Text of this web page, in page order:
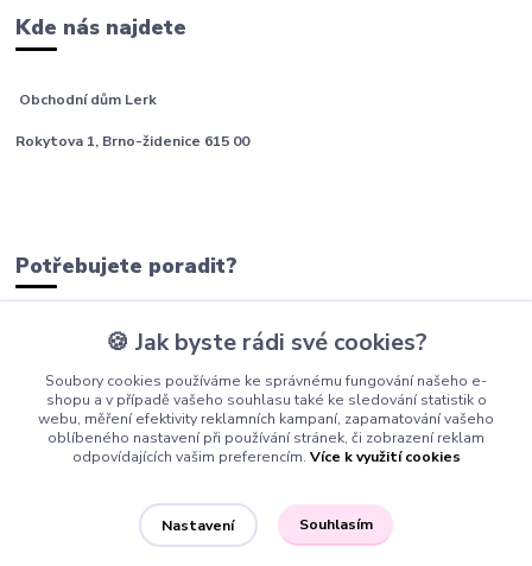
Kde nás najdete
Obchodní dům Lerk
Rokytova 1, Brno-židenice 615 00
Potřebujete poradit?
+420 605 277 576
info@barfici.cz
🍪 Jak byste rádi své cookies?
Soubory cookies používáme ke správnému fungování našeho e-
shopu a v případě vašeho souhlasu také ke sledování statistik o
webu, měření efektivity reklamních kampaní, zapamatování vašeho
oblíbeného nastavení při používání stránek, či zobrazení reklam
odpovídajících vašim preferencím. Více k využití cookies
Nastavení Souhlasím